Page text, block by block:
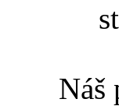
Náš